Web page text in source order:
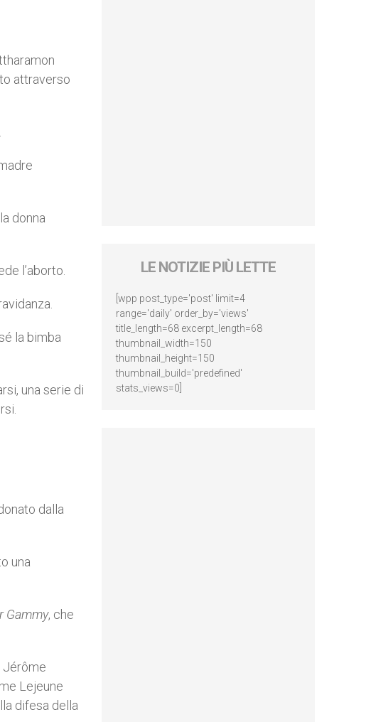
attraverso
donna
l’aborto.
la bimba
una serie di
dalla
una
Gammy, che
Jérôme
Lejeune
difesa della
LE NOTIZIE PIÙ LETTE
[wpp post_type='post' limit=4
range='daily' order_by='views'
title_length=68 excerpt_length=68
thumbnail_width=150
thumbnail_height=150
thumbnail_build='predefined'
stats_views=0]